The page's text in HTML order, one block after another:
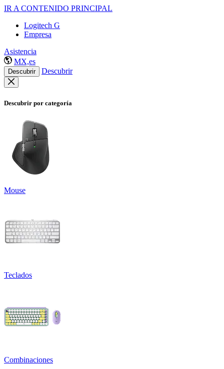
IR A CONTENIDO PRINCIPAL
Logitech G
Empresa
Asistencia
MX,es
Descubrir Descubrir
Descubrir por categoría
Mouse
Teclados
Combinaciones